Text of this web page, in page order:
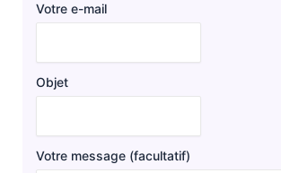
Votre e-mail
Objet
Votre message (facultatif)